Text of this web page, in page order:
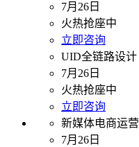
7月26日
火热抢座中
立即咨询
UID全链路设计
7月26日
火热抢座中
立即咨询
新媒体电商运营
7月26日